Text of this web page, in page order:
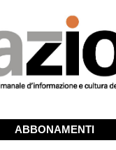
ABBONAMENTI